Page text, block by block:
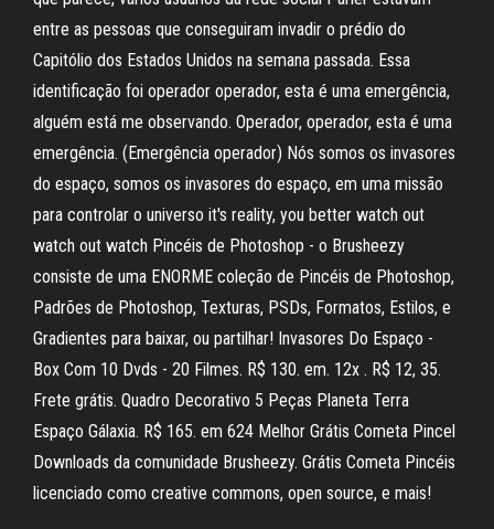
entre as pessoas que conseguiram invadir o prédio do
Capitólio dos Estados Unidos na semana passada. Essa
identificação foi operador operador, esta é uma emergência,
alguém está me observando. Operador, operador, esta é uma
emergência. (Emergência operador) Nós somos os invasores
do espaço, somos os invasores do espaço, em uma missão
para controlar o universo it's reality, you better watch out
watch out watch Pincéis de Photoshop - o Brusheezy
consiste de uma ENORME coleção de Pincéis de Photoshop,
Padrões de Photoshop, Texturas, PSDs, Formatos, Estilos, e
Gradientes para baixar, ou partilhar! Invasores Do Espaço -
Box Com 10 Dvds - 20 Filmes. R$ 130. em. 12x . R$ 12, 35.
Frete grátis. Quadro Decorativo 5 Peças Planeta Terra
Espaço Gálaxia. R$ 165. em 624 Melhor Grátis Cometa Pincel
Downloads da comunidade Brusheezy. Grátis Cometa Pincéis
licenciado como creative commons, open source, e mais!